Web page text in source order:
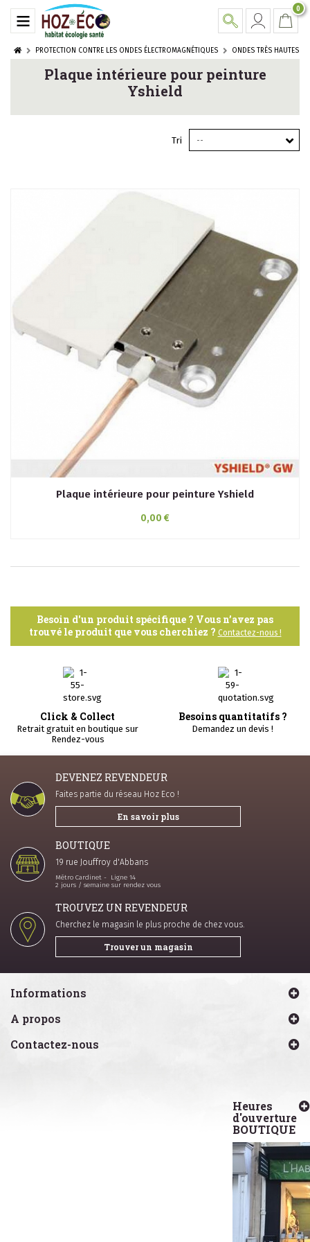
0
PROTECTION CONTRE LES ONDES ÉLECTROMAGNÉTIQUES ONDES TRÈS HAUTES
Plaque intérieure pour peinture
Yshield
Tri --
Plaque intérieure pour peinture Yshield
0,00 €
Besoin d'un produit spécifique ? Vous n’avez pas
trouvé le produit que vous cherchiez ? Contactez-nous !
Click & Collect
Retrait gratuit en boutique sur
Rendez-vous
Besoins quantitatifs ?
Demandez un devis !
DEVENEZ REVENDEUR
Faites partie du réseau Hoz Eco !
En savoir plus
BOUTIQUE
19 rue Jouffroy d'Abbans
Métro Cardinet - Ligne 14
2 jours / semaine sur rendez vous
TROUVEZ UN REVENDEUR
Cherchez le magasin le plus proche de chez vous.
Trouver un magasin
Informations
A propos
Contactez-nous
Heures
d'ouverture
BOUTIQUE